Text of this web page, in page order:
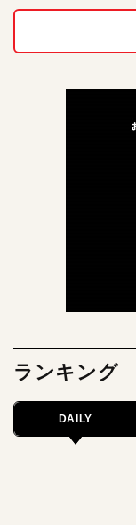
ランキング
DAILY